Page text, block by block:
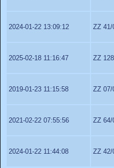
2024-01-22 13:09:12 ZZ 41/
2025-02-18 11:16:47 ZZ
2019-01-23 11:15:58 ZZ 07/
2021-02-22 07:55:56 ZZ 64/
2024-01-22 11:44:08 ZZ 42/